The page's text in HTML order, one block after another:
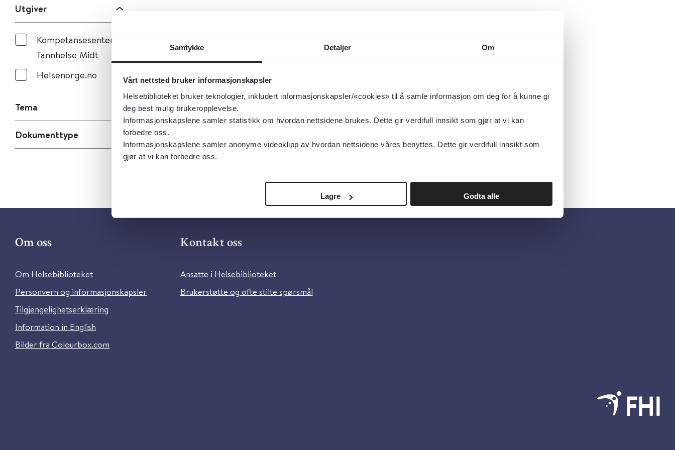
Samtykke Detaljer Om
Vårt nettsted bruker informasjonskapsler
Helsebiblioteket bruker teknologier, inkludert informasjonskapsler/«cookies» til å samle informasjon om deg for å kunne gi
deg best mulig brukeropplevelse.
Informasjonskapslene samler statistikk om hvordan nettsidene brukes. Dette gir verdifull innsikt som gjør at vi kan
forbedre oss.
Informasjonskapslene samler anonyme videoklipp av hvordan nettsidene våres benyttes. Dette gir verdifull innsikt som
gjør at vi kan forbedre oss.
Lagre Godta alle
Utgiver
Kompetansesenteret
Tannhelse Midt
Helsenorge.no
Tema
Dokumenttype
Om oss
Om Helsebiblioteket
Personvern og informasjonskapsler
Tilgjengelighetserklæring
Information in English
Bilder fra Colourbox.com
Kontakt oss
Ansatte i Helsebiblioteket
Brukerstøtte og ofte stilte spørsmål